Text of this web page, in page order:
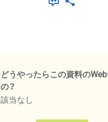
どうやったらこの資料の
の？
該当なし